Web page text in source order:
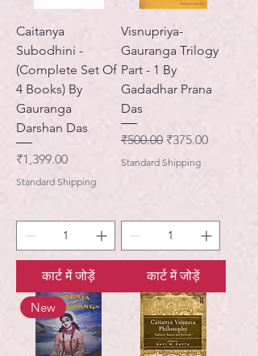
Caitanya
Subodhini -
(Complete Set Of
4 Books) By
Gauranga
Darshan Das
मूल्य
₹1,399.00
Standard Shipping
कार्ट में जोड़ें
Visnupriya-
Gauranga Trilogy
Part - 1 By
Gadadhar Prana
Das
नियमित मूल्य
₹500.00 बिक्री मूल्य
₹375.00
Standard Shipping
कार्ट में जोड़ें
New